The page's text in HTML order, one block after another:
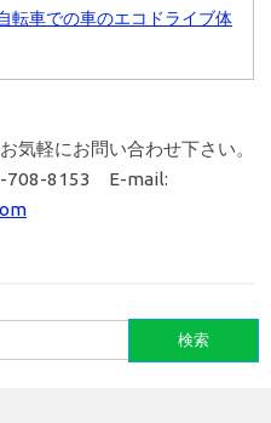
転車での車のエコドライブ体
気軽にお問い合わせ下さい。
708-8153 E-mail: